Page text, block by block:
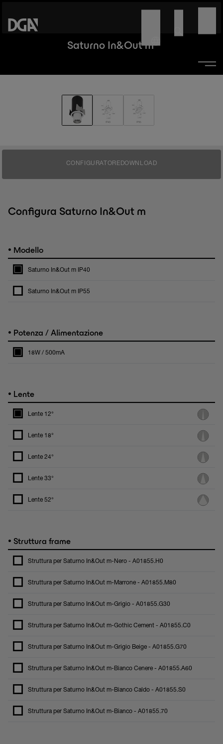
Saturno In&Out m
CONFIGURATORE DOWNLOAD
Configura Saturno In&Out m
• Modello
Saturno In&Out m IP40
Saturno In&Out m IP55
• Potenza / Alimentazione
18W / 500mA
• Lente
Lente 12°
Lente 18°
Lente 24°
Lente 33°
Lente 52°
• Struttura frame
Struttura per Saturno In&Out m-Nero - A01855.H0
Struttura per Saturno In&Out m-Marrone - A01855.M80
Struttura per Saturno In&Out m-Grigio - A01855.G30
Struttura per Saturno In&Out m-Gothic Cement - A01855.C0
Struttura per Saturno In&Out m-Grigio Beige - A01855.G70
Struttura per Saturno In&Out m-Bianco Cenere - A01855.A60
Struttura per Saturno In&Out m-Bianco Caldo - A01855.S0
Struttura per Saturno In&Out m-Bianco - A01855.70